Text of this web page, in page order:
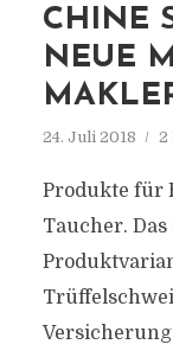
CHINE
NEUE
24. Juli 2018 2
Produkte für
Taucher.